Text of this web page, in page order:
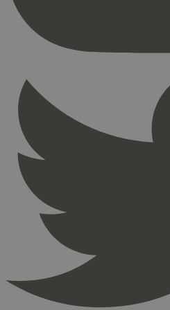
Navn
pageviewCount
nelapi-product-archive-filters
nelapi-last-visited-category